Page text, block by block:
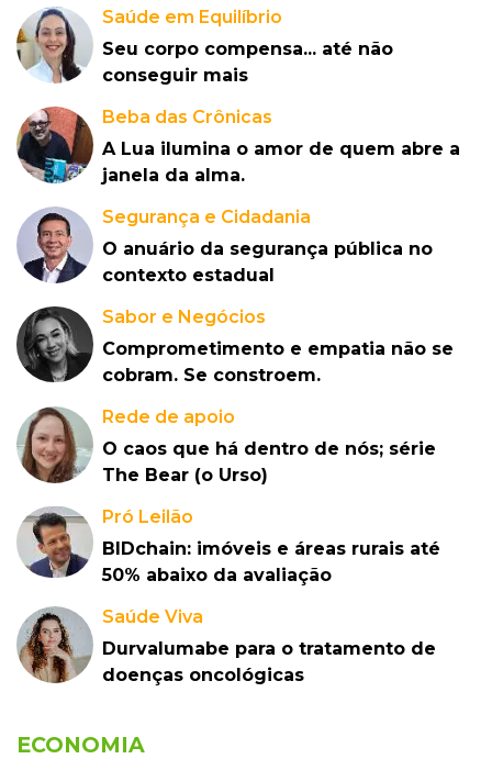
Saúde em Equilíbrio
Seu corpo compensa... até não
conseguir mais
Beba das Crônicas
A Lua ilumina o amor de quem abre a
janela da alma.
Segurança e Cidadania
O anuário da segurança pública no
contexto estadual
Sabor e Negócios
Comprometimento e empatia não se
cobram. Se constroem.
Rede de apoio
O caos que há dentro de nós; série
The Bear (o Urso)
Pró Leilão
BIDchain: imóveis e áreas rurais até
50% abaixo da avaliação
Saúde Viva
Durvalumabe para o tratamento de
doenças oncológicas
ECONOMIA